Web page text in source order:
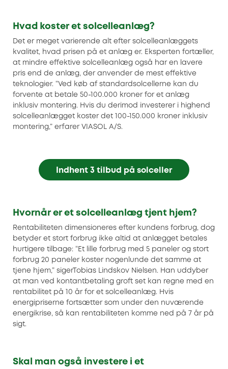
Hvad koster et solcelleanlæg?
Det er meget varierende alt efter solcelleanlæggets
kvalitet, hvad prisen på et anlæg er. Eksperten fortæller,
at mindre effektive solcelleanlæg også har en lavere
pris end de anlæg, der anvender de mest effektive
teknologier. “Ved køb af standardsolcellerne kan du
forvente at betale 50-100.000 kroner for et anlæg
inklusiv montering. Hvis du derimod investerer i highend
solcelleanlægget koster det 100-150.000 kroner inklusiv
montering,” erfarer VIASOL A/S.
Indhent 3 tilbud på solceller
Hvornår er et solcelleanlæg tjent hjem?
Rentabiliteten dimensioneres efter kundens forbrug, dog
betyder et stort forbrug ikke altid at anlægget betales
hurtigere tilbage: “Et lille forbrug med 5 paneler og stort
forbrug 20 paneler koster nogenlunde det samme at
tjene hjem,” sigerTobias Lindskov Nielsen. Han uddyber
at man ved kontantbetaling groft set kan regne med en
rentabilitet på 10 år for et solcelleanlæg. Hvis
energipriserne fortsætter som under den nuværende
energikrise, så kan rentabiliteten komme ned på 7 år på
sigt.
Skal man også investere i et